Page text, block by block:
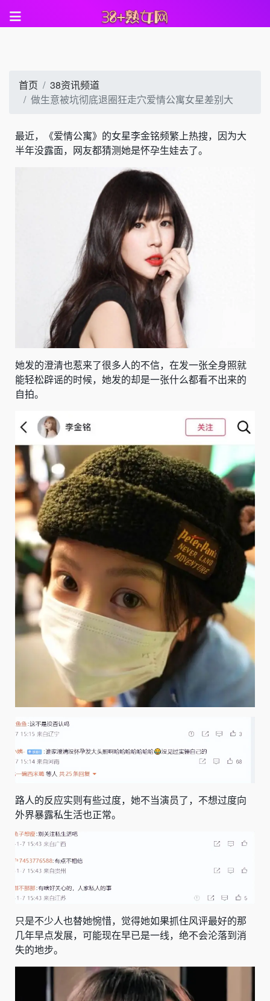
首页
38资讯频道
做生意被坑彻底退圈狂走穴爱情公寓女星差别大
最近，《爱情公寓》的女星李金铭频繁上热搜，因为大
半年没露面，网友都猜测她是怀孕生娃去了。
她发的澄清也惹来了很多人的不信，在发一张全身照就
能轻松辟谣的时候，她发的却是一张什么都看不出来的
自拍。
路人的反应实则有些过度，她不当演员了，不想过度向
外界暴露私生活也正常。
只是不少人也替她惋惜，觉得她如果抓住风评最好的那
几年早点发展，可能现在早已是一线，绝不会沦落到消
失的地步。